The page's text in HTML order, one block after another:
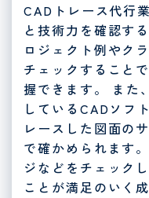
CADトレース代行
と技術力を確認す
ロジェクト例やク
チェックすること
握できます。 また
しているCADソフ
レースした図面の
で確かめられます
ジなどをチェック
ことが満足のいく